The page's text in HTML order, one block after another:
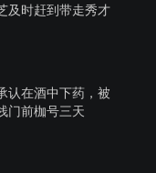
及时赶到带走秀才
认在酒中下药，被
门前枷号三天